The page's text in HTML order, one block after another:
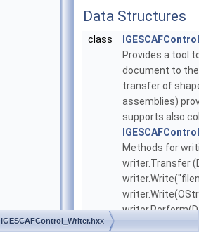
Data Structures
class
Provides a tool
document to the
transfer of
assemblies)
supports also
Methods for
writer.Transfer
IGESCAFControl_Writer.hxx